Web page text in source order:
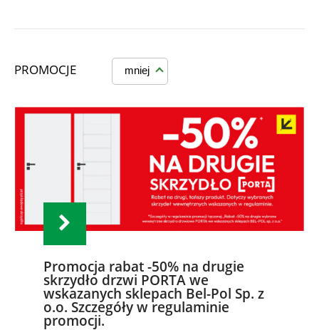
PROMOCJE mniej
Promocja rabat -50% na drugie
skrzydło drzwi PORTA we
wskazanych sklepach Bel-Pol Sp. z
o.o. Szczegóły w regulaminie
promocji.